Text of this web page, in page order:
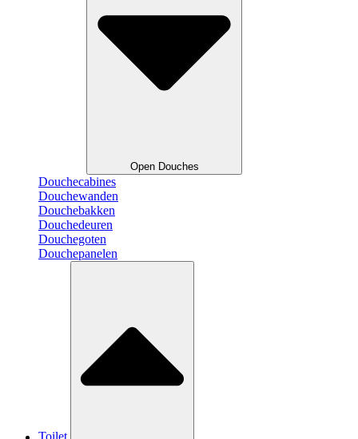
Open Douches
Douchecabines
Douchewanden
Douchebakken
Douchedeuren
Douchegoten
Douchepanelen